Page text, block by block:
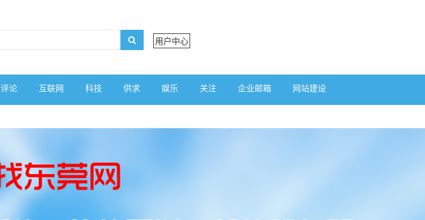
用户中心
评论 互联网 科技 供求 娱乐 关注 企业邮箱 网站建设